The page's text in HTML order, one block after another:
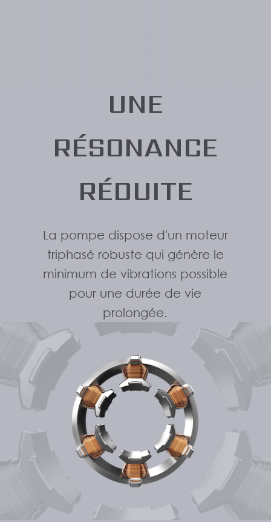
UNE
RÉSONANCE
RÉDUITE
La pompe dispose d'un moteur
triphasé robuste qui génère le
minimum de vibrations possible
pour une durée de vie
prolongée.